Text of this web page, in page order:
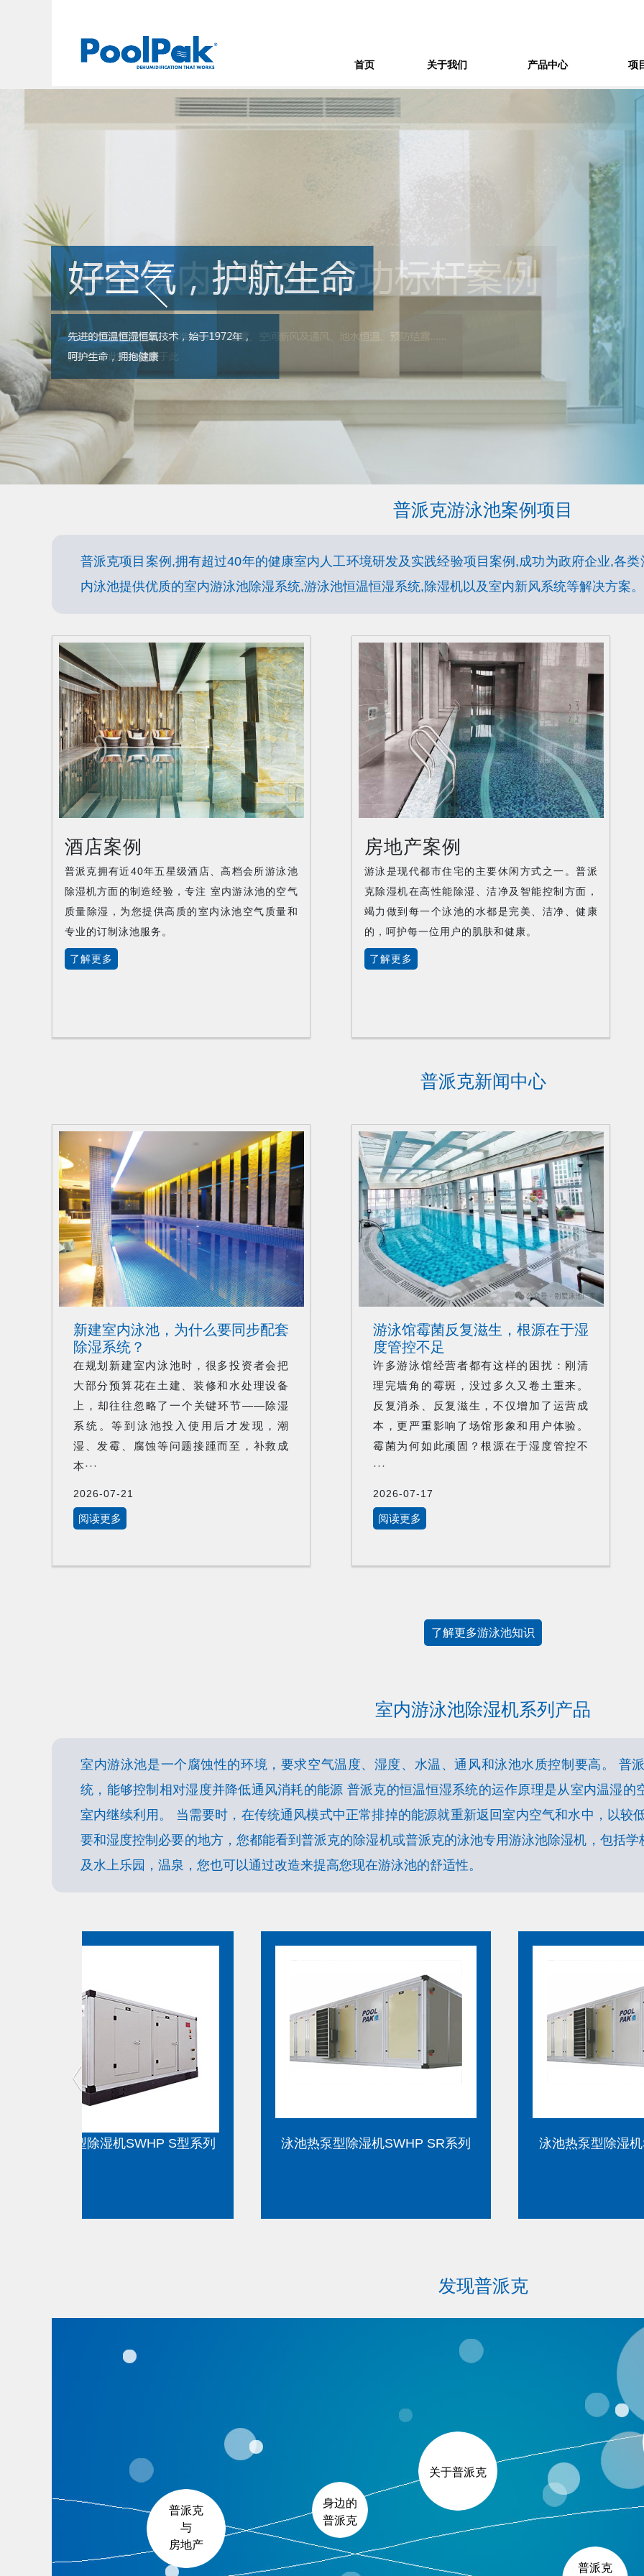
首页 关于我们 产品中心 项
普派克游泳池案例项目
普派克项目案例,拥有超过40年的健康室内人工环境研发及实践经验项目案例,成功为政府企业,各
内泳池提供优质的室内游泳池除湿系统,游泳池恒温恒湿系统,除湿机以及室内新风系统等解决方案。
酒店案例
普派克拥有近40年五星级酒店、高档会所游泳池
除湿机方面的制造经验，专注 室内游泳池的空气
质量除湿，为您提供高质的室内泳池空气质量和
专业的订制泳池服务。
了解更多
房地产案例
游泳是现代都市住宅的主要休闲方式之一。普派
克除湿机在高性能除湿、洁净及智能控制方面，
竭力做到每一个泳池的水都是完美、洁净、健康
的，呵护每一位用户的肌肤和健康。
了解更多
普派克新闻中心
新建室内泳池，为什么要同步配套
除湿系统？
在规划新建室内泳池时，很多投资者会把
大部分预算花在土建、装修和水处理设备
上，却往往忽略了一个关键环节——除湿
系统。等到泳池投入使用后才发现，潮
湿、发霉、腐蚀等问题接踵而至，补救成
本···
2026-07-21
阅读更多
游泳馆霉菌反复滋生，根源在于湿
度管控不足
许多游泳馆经营者都有这样的困扰：刚清
理完墙角的霉斑，没过多久又卷土重来。
反复消杀、反复滋生，不仅增加了运营成
本，更严重影响了场馆形象和用户体验。
霉菌为何如此顽固？根源在于湿度管控不
···
2026-07-17
阅读更多
了解更多游泳池知识
室内游泳池除湿机系列产品
室内游泳池是一个腐蚀性的环境，要求空气温度、湿度、水温、通风和泳池水质控制要高。 普
统，能够控制相对湿度并降低通风消耗的能源 普派克的恒温恒湿系统的运作原理是从室内温湿
室内继续利用。 当需要时，在传统通风模式中正常排掉的能源就重新返回室内空气和水中，以较
要和湿度控制必要的地方，您都能看到普派克的除湿机或普派克的泳池专用游泳池除湿机，包括
及水上乐园，温泉，您也可以通过改造来提高您现在游泳池的舒适性。
泳池热泵型除湿机SWHP SR系列 泳池热泵型除湿机SWHP SE系列
发现普派克
普派克
与
房地产
身边的
普派克
关于普派克
普派克